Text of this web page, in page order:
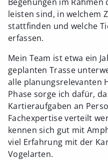
leisten sind, in welchem
stattfinden und welche
erfassen.
Mein Team ist etwa ein
geplanten Trasse
alle planungsrelevanten
Phase sorge ich dafür,
Kartieraufgaben an
Fachexpertise verteilt
kennen sich gut mit
viel Erfahrung mit der
Vogelarten.